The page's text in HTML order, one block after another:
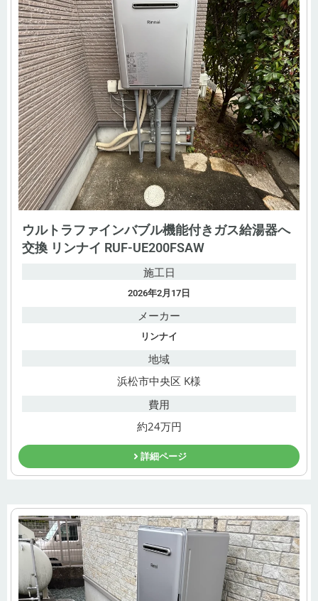
ウルトラファインバブル機能付きガス給湯器へ
交換 リンナイ RUF-UE200FSAW
施工日
2026年2月17日
メーカー
リンナイ
地域
浜松市中央区 K様
費用
約24万円
詳細ページ